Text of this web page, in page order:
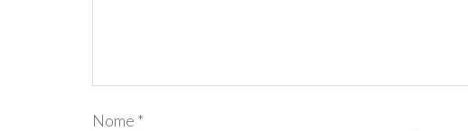
Nome *